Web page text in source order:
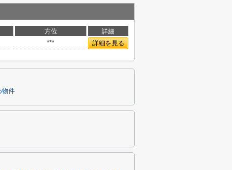
方位
詳細
*** 詳細を見る
物件